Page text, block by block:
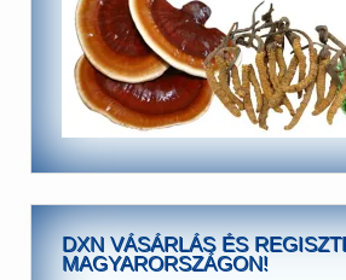
DXN VÁSÁRLÁS ÉS
MAGYARORSZÁGON!